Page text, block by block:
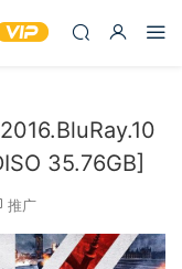
35.76GB]
推广